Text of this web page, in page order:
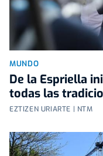
MUNDO
De la Espriella
todas las
EZTIZEN URIARTE | NTM